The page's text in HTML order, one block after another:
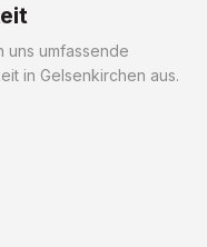
uns umfassende
in Gelsenkirchen aus.